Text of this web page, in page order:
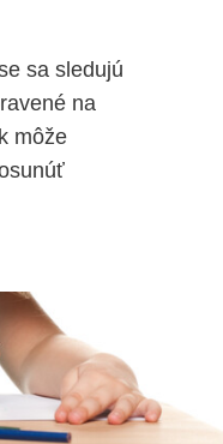
sa sledujú
na
môže